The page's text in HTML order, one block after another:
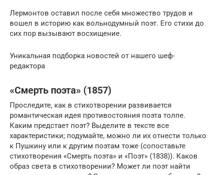
Лермонтов оставил после себя множество трудов и
вошел в историю как вольнодумный поэт. Его стихи до
сих пор вызывают восхищение.
Уникальная подборка новостей от нашего шеф-
редактора
«Смерть поэта» (1857)
Проследите, как в стихотворении развивается
романтическая идея противостояния поэта толпе.
Каким предстает поэт? Выделите в тексте все
характеристи­ки; подумайте, можно ли их отнести только
к Пушкину или к другим поэтам тоже (сопоставьте
стихотворения «Смерть по­эта» и «Поэт» (1838)). Каков
образ света в стихотворении? Может ли поэт найти